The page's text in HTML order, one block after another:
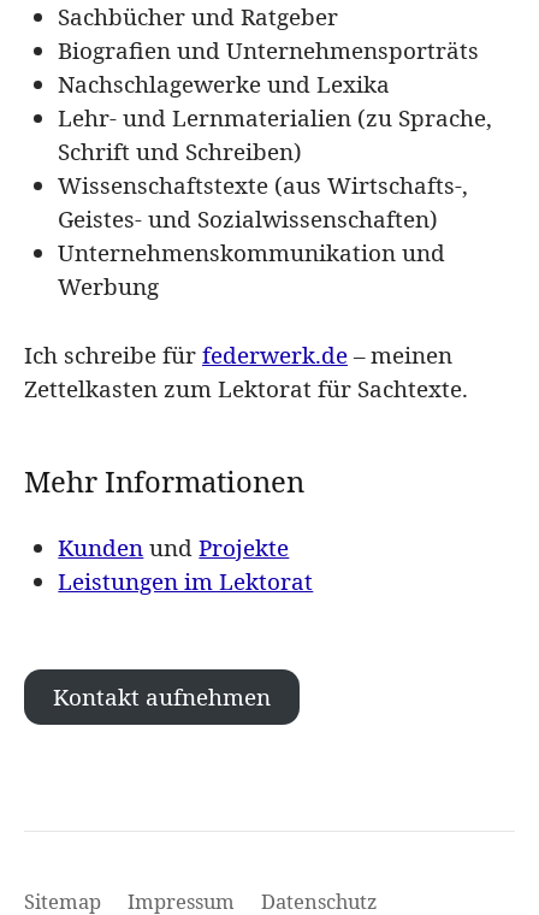
Sachbücher und Ratgeber
Biografien und Unternehmensporträts
Nachschlagewerke und Lexika
Lehr- und Lernmaterialien (zu Sprache,
Schrift und Schreiben)
Wissenschaftstexte (aus Wirtschafts-,
Geistes- und Sozialwissenschaften)
Unternehmenskommunikation und
Werbung
Ich schreibe fürfederwerk.de– meinen
Zettelkasten zum Lektorat für Sachtexte.
Mehr Informationen
KundenundProjekte
Leistungen im Lektorat
Kontakt aufnehmen
Sitemap Impressum Datenschutz